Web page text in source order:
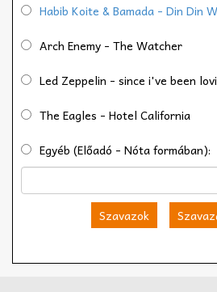
Habib Koite & Bamada - Din Din
Arch Enemy - The Watcher
Led Zeppelin - since i've been
The Eagles - Hotel California
Egyéb (Előadó - Nóta formában):
Szavazok